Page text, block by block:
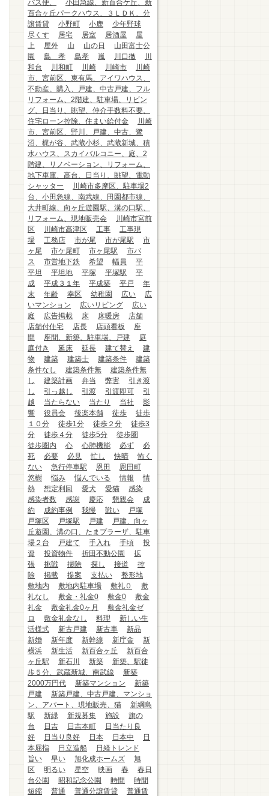
バス便、
小田急線、新百合ケ丘、新
百合ヶ丘パークハウス、３ＬＤＫ、分
譲賃貸
小野町 小鹿
少年野球
尽くす
居宅 居室 居酒屋
屋
上
屋外 山 山の日
山田富士公
園
島 孝 島孝 嵐 川口徹
川
和台
川和町 川崎 川崎市
川崎
市、宮前区、東有馬、アイワハウス、
不動産、購入、戸建、中古戸建、フル
リフォーム、2階建、駐車場、リビン
グ、日当り、眺望、仲介手数料不要、
住宅ローン控除、住まい給付金
川崎
市、宮前区、野川、戸建、中古、鷺
沼、梶が谷、武蔵小杉、武蔵新城、積
水ハウス、スカイバルコニー、庭、2
階建、リノベーション、リフォーム、
地下車庫、高台、日当り、眺望、電動
シャッター
川崎市多摩区、駐車場2
台、小田急線、南武線、田園都市線、
大井町線、向ヶ丘遊園駅、溝の口駅、
リフォーム、現地販売会
川崎市宮前
区
川崎市高津区 工事
工事現
場
工務店 市が尾 市が尾駅
市
ヶ尾
市ケ尾町 市ヶ尾駅
市バ
ス
市営地下鉄 希望 幅員
平
平坦
平坦地 平塚 平塚駅
平
成
平成３１年 平成築 平戸
年
末
年齢 幸区 幼稚園 広い
広
いマンション
広いリビング
広い
庭
広告掲載 床 床暖房
店舗
店舗付住宅
店長 店頭看板
座
間
座間、新築、駐車場、戸建
庭
庭付き
延床 延長 建て替え
建
物
建築 建築士 建築条件
建築
条件なし
建築条件無
建築条件無
し
建築計画 弁当 弊害
引き渡
し
引っ越し 引渡 引渡即可
引
越
当たらない 当たり 当社
影
響
役員会 後楽本舗 徒歩
徒歩
１０分
徒歩1分 徒歩２分
徒歩3
分
徒歩４分 徒歩5分
徒歩圏
徒歩圏内
心 心肺機能 必ず
必
死
必要 必見 忙し 快晴
怖く
ない
急行停車駅 恩田
恩田町
悠樹
悩み 悩んでいる 情報
情
熱
想定利回 愛犬 愛猫
感染
感染者数
感謝 慶応 懇親会
成
約
成約事例 我慢 戦い
戸塚
戸塚区
戸塚駅 戸建
戸建、向ヶ
丘遊園、溝の口、たまプラーザ、駐車
場２台
戸建て 手入れ 手頃
投
資
投資物件 折田不動公園
拡
張
挑戦 掃除 探し 接道
控
除
掲載 提案 支払い
整形地
敷地内
敷地内駐車場 敷礼０
敷
礼なし
敷金・礼金0 敷金0
敷金
礼金
敷金礼金0ヶ月
敷金礼金ゼ
ロ
敷金礼金なし 料理
新しい生
活様式
新古戸建 新古車
新品
新婚
新年度 新幹線 新庁舎
新
横浜
新生活 新百合ヶ丘
新百合
ヶ丘駅
新石川 新築
新築、駅徒
歩５分、武蔵新城、南武線
新築
2000万円代
新築マンション
新築
戸建
新築戸建、中古戸建、マンショ
ン、アパート、現地販売、猫
新綱島
駅
新緑 新規募集 施設
旗の
台
日吉 日吉本町
日当たり良
好
日当り良好 日本 日本中
日
本屈指
日立造船
日経トレンド
旨い
早い 旭化成ホームズ
旭
区
明るい 星空 映画 春
春日
台公園
昭和記念公園 時間
時間
短縮
普通 普通分譲賃貸
普通賃